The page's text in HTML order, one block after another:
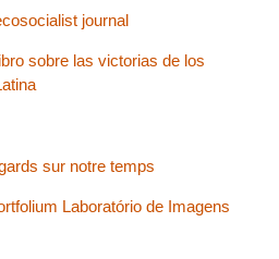
journal
sobre las victorias de los
sur notre temps
Laboratório de Imagens